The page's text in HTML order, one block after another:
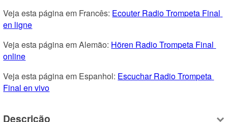
Veja esta página em Francês: Ecouter Radio Trompeta Final
en ligne
Veja esta página em Alemão: Hören Radio Trompeta Final
online
Veja esta página em Espanhol: Escuchar Radio Trompeta
Final en vivo
Descrição